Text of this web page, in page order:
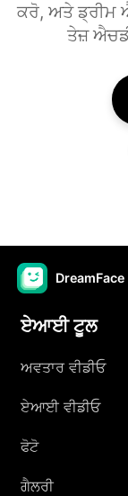
ਕਰੋ, ਅਤੇ ਡ੍ਰੀਮ
ਤੇਜ਼
DreamFace
ਏਆਈ ਟੂਲ
ਅਵਤਾਰ ਵੀਡੀਓ
ਏਆਈ ਵੀਡੀਓ
ਫੋਟੋ
ਗੈਲਰੀ